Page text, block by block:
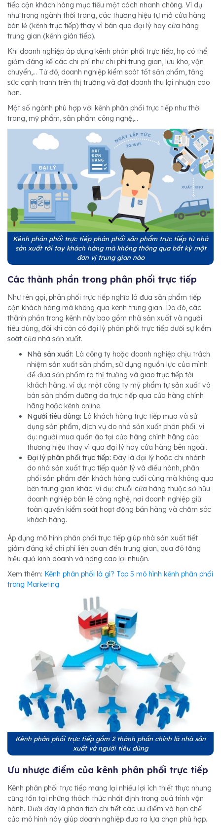
tiếp cận khách hàng mục tiêu một cách nhanh chóng. Ví dụ
như trong ngành thời trang, các thương hiệu tự mở cửa hàng
bán lẻ (kênh trực tiếp) thay vì bán qua đại lý hay cửa hàng
trung gian (kênh gián tiếp).
Khi doanh nghiệp áp dụng kênh phân phối trực tiếp, họ có thể
giảm đáng kể các chi phí như chi phí trung gian, lưu kho, vận
chuyển,... Từ đó, doanh nghiệp kiểm soát tốt sản phẩm, tăng
sức cạnh tranh trên thị trường và đạt doanh thu lợi nhuận cao
hơn.
Một số ngành phù hợp với kênh phân phối trực tiếp như thời
trang, mỹ phẩm, sản phẩm công nghệ,...
Kênh phân phối trực tiếp phân phối sản phẩm trực tiếp từ nhà
sản xuất tới tay khách hàng mà không thông qua bất kỳ một
đơn vị trung gian nào
Các thành phần trong phân phối trực tiếp
Như tên gọi, phân phối trực tiếp nghĩa là đưa sản phẩm tiếp
cận khách hàng mà không qua kênh trung gian. Do đó, các
thành phần trong kênh này bao gồm nhà sản xuất và người
tiêu dùng, đôi khi còn có đại lý phân phối trực tiếp dưới sự kiểm
soát của nhà sản xuất.
Nhà sản xuất: Là công ty hoặc doanh nghiệp chịu trách
nhiệm sản xuất sản phẩm, sử dụng nguồn lực của mình
để đưa sản phẩm ra thị trường và giao trực tiếp tới
khách hàng. ví dụ: một công ty mỹ phẩm tự sản xuất và
bán sản phẩm dưỡng da trực tiếp qua cửa hàng chính
hãng hoặc kênh online.
Người tiêu dùng: Là khách hàng trực tiếp mua và sử
dụng sản phẩm, dịch vụ do nhà sản xuất phân phối. ví
dụ: người mua quần áo tại cửa hàng chính hãng của
thương hiệu thay vì qua đại lý hay cửa hàng bên ngoài.
Đại lý phân phối trực tiếp: Đây là đại lý hoặc chi nhánh
do nhà sản xuất trực tiếp quản lý và điều hành, phân
phối sản phẩm đến khách hàng cuối cùng mà không qua
bên trung gian khác. ví dụ: chuỗi cửa hàng thuộc sở hữu
doanh nghiệp bán lẻ công nghệ, nơi doanh nghiệp giữ
toàn quyền kiểm soát hoạt động bán hàng và chăm sóc
khách hàng.
Áp dụng mô hình phân phối trực tiếp giúp nhà sản xuất tiết
giảm đáng kể chi phí liên quan đến trung gian, qua đó tăng
hiệu quả kinh doanh và nâng cao lợi nhuận.
Xem thêm: Kênh phân phối là gì? Top 5 mô hình kênh phân phối
trong Marketing
Kênh phân phối trực tiếp gồm 2 thành phần chính là nhà sản
xuất và người tiêu dùng
Ưu nhược điểm của kênh phân phối trực tiếp
Kênh phân phối trực tiếp mang lại nhiều lợi ích thiết thực nhưng
cũng tồn tại những thách thức nhất định trong quá trình vận
hành. Dưới đây là phân tích chi tiết các ưu điểm và hạn chế
của mô hình này giúp doanh nghiệp đưa ra lựa chọn phù hợp.